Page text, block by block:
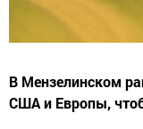
В Мензелинском
США и Европы,